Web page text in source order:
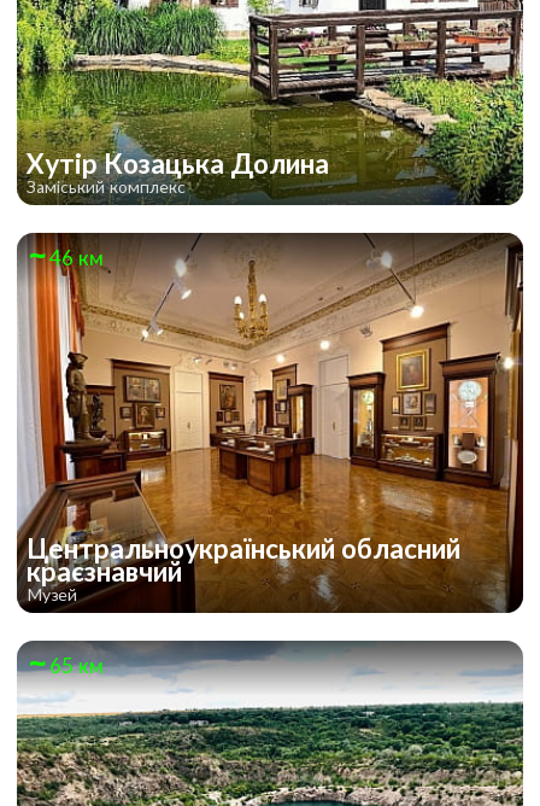
Хутір Козацька Долина
Заміський комплекс
46 км
Центральноукраїнський обласний
краєзнавчий
Музей
65 км